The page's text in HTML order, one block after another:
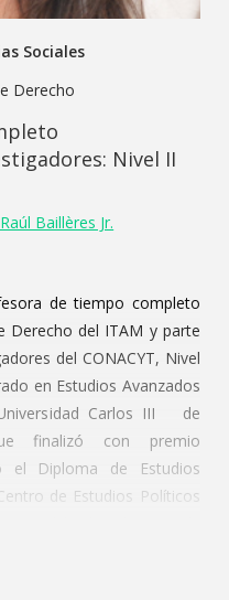
Sociales
Derecho
Nivel II
Baillères Jr.
de tiempo completo
Derecho del ITAM y parte
del CONACYT, Nivel
en Estudios Avanzados
Carlos III de
finalizó con premio
el Diploma de Estudios
de Estudios Políticos
en Mendoza, Argentina,